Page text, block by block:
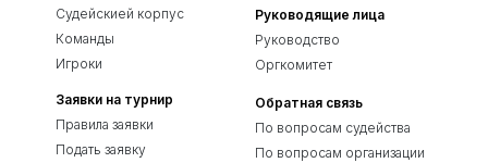
Судейскией корпус
Команды
Игроки
Заявки на турнир
Правила заявки
Подать заявку
Руководящие лица
Руководство
Оргкомитет
Обратная связь
По вопросам судейства
По вопросам организации